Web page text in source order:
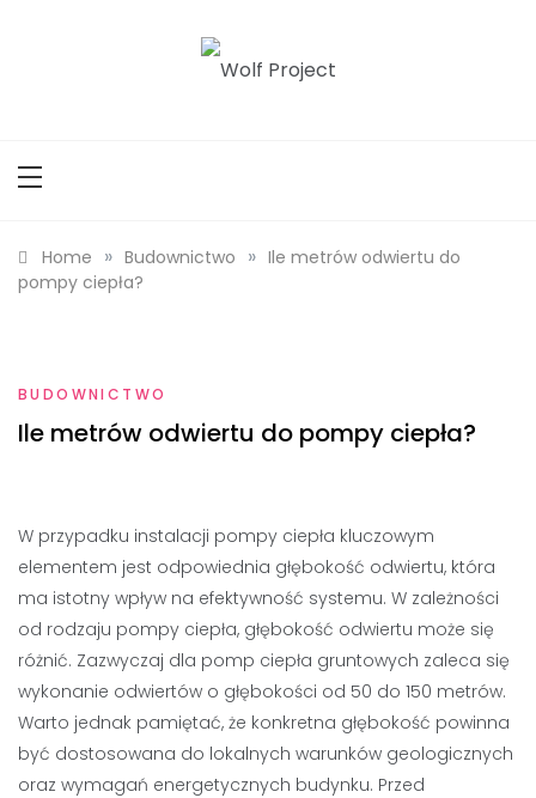
Home » Budownictwo » Ile metrów odwiertu do
pompy ciepła?
BUDOWNICTWO
Ile metrów odwiertu do pompy ciepła?
W przypadku instalacji pompy ciepła kluczowym
elementem jest odpowiednia głębokość odwiertu, która
ma istotny wpływ na efektywność systemu. W zależności
od rodzaju pompy ciepła, głębokość odwiertu może się
różnić. Zazwyczaj dla pomp ciepła gruntowych zaleca się
wykonanie odwiertów o głębokości od 50 do 150 metrów.
Warto jednak pamiętać, że konkretna głębokość powinna
być dostosowana do lokalnych warunków geologicznych
oraz wymagań energetycznych budynku. Przed